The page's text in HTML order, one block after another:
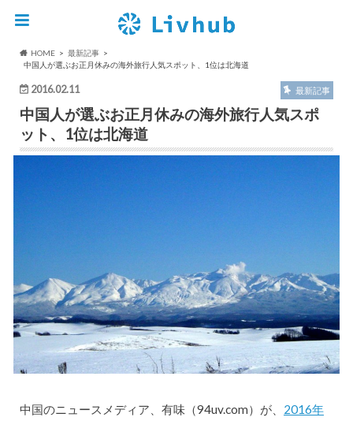
HOME
最新記事
中国人が選ぶお正月休みの海外旅行人気スポット、1位は北海道
2016.02.11 最新記事
中国人が選ぶお正月休みの海外旅行人気スポ
ット、1位は北海道
中国のニュースメディア、有味（94uv.com）が、 2016年